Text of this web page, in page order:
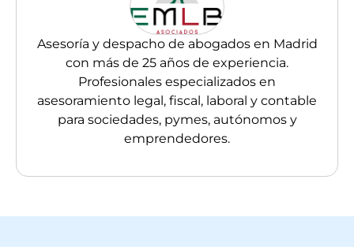
Asesoría y despacho de abogados en Madrid
con más de 25 años de experiencia.
Profesionales especializados en
asesoramiento legal, fiscal, laboral y contable
para sociedades, pymes, autónomos y
emprendedores.